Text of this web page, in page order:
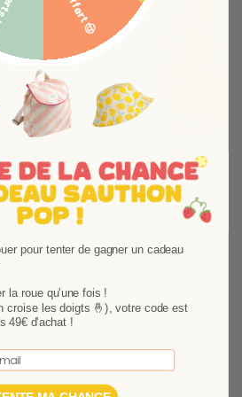
le lit de bébé de la
ranger les affaires de
Armoire 2
Une collection
Suivant
pour tenter de gagner un cadeau
la roue qu'une fois !
croise les doigts 🤞), votre code est
49€ d'achat !